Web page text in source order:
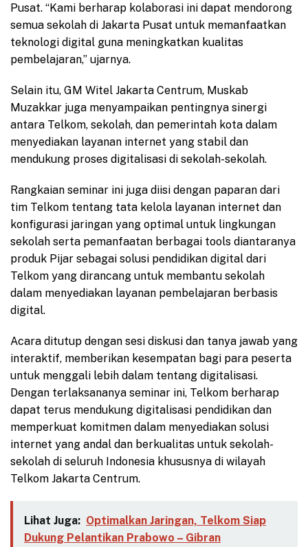
Pusat. “Kami berharap kolaborasi ini dapat mendorong
semua sekolah di Jakarta Pusat untuk memanfaatkan
teknologi digital guna meningkatkan kualitas
pembelajaran,” ujarnya.
Selain itu, GM Witel Jakarta Centrum, Muskab
Muzakkar juga menyampaikan pentingnya sinergi
antara Telkom, sekolah, dan pemerintah kota dalam
menyediakan layanan internet yang stabil dan
mendukung proses digitalisasi di sekolah-sekolah.
Rangkaian seminar ini juga diisi dengan paparan dari
tim Telkom tentang tata kelola layanan internet dan
konfigurasi jaringan yang optimal untuk lingkungan
sekolah serta pemanfaatan berbagai tools diantaranya
produk Pijar sebagai solusi pendidikan digital dari
Telkom yang dirancang untuk membantu sekolah
dalam menyediakan layanan pembelajaran berbasis
digital.
Acara ditutup dengan sesi diskusi dan tanya jawab yang
interaktif, memberikan kesempatan bagi para peserta
untuk menggali lebih dalam tentang digitalisasi.
Dengan terlaksananya seminar ini, Telkom berharap
dapat terus mendukung digitalisasi pendidikan dan
memperkuat komitmen dalam menyediakan solusi
internet yang andal dan berkualitas untuk sekolah-
sekolah di seluruh Indonesia khususnya di wilayah
Telkom Jakarta Centrum.
Lihat Juga: Optimalkan Jaringan, Telkom Siap
Dukung Pelantikan Prabowo – Gibran